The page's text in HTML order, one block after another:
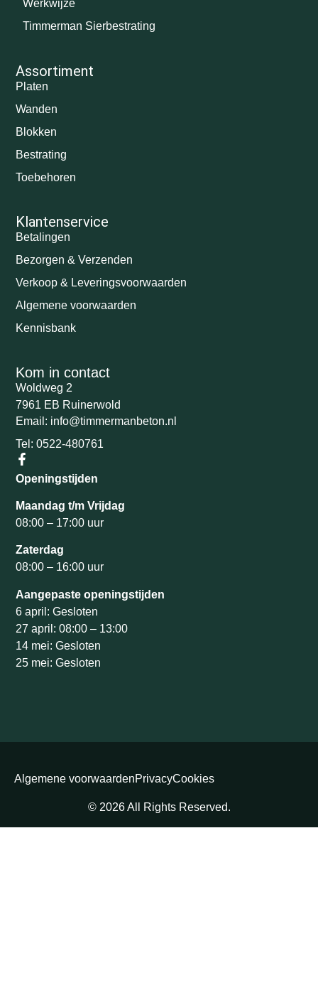
Werkwijze
Timmerman Sierbestrating
Assortiment
Platen
Wanden
Blokken
Bestrating
Toebehoren
Klantenservice
Betalingen
Bezorgen & Verzenden
Verkoop & Leveringsvoorwaarden
Algemene voorwaarden
Kennisbank
Kom in contact
Woldweg 2
7961 EB Ruinerwold
Email: info@timmermanbeton.nl
Tel: 0522-480761
Openingstijden
Maandag t/m Vrijdag
08:00 – 17:00 uur
Zaterdag
08:00 – 16:00 uur
Aangepaste openingstijden
6 april: Gesloten
27 april: 08:00 – 13:00
14 mei: Gesloten
25 mei: Gesloten
Algemene voorwaardenPrivacyCookies
© 2026 All Rights Reserved.